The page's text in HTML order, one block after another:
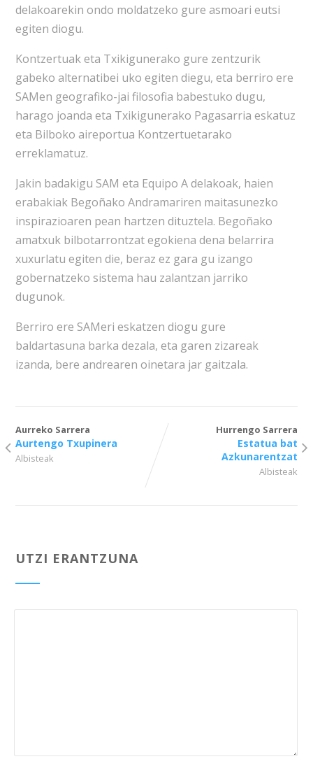
delakoarekin ondo moldatzeko gure asmoari eutsi
egiten diogu.
Kontzertuak eta Txikigunerako gure zentzurik
gabeko alternatibei uko egiten diegu, eta berriro ere
SAMen geografiko-jai filosofia babestuko dugu,
harago joanda eta Txikigunerako Pagasarria eskatuz
eta Bilboko aireportua Kontzertuetarako
erreklamatuz.
Jakin badakigu SAM eta Equipo A delakoak, haien
erabakiak Begoñako Andramariren maitasunezko
inspirazioaren pean hartzen dituztela. Begoñako
amatxuk bilbotarrontzat egokiena dena belarrira
xuxurlatu egiten die, beraz ez gara gu izango
gobernatzeko sistema hau zalantzan jarriko
dugunok.
Berriro ere SAMeri eskatzen diogu gure
baldartasuna barka dezala, eta garen zizareak
izanda, bere andrearen oinetara jar gaitzala.
Aurreko Sarrera
Aurtengo Txupinera
Albisteak
Hurrengo Sarrera
Estatua bat
Azkunarentzat
Albisteak
UTZI ERANTZUNA